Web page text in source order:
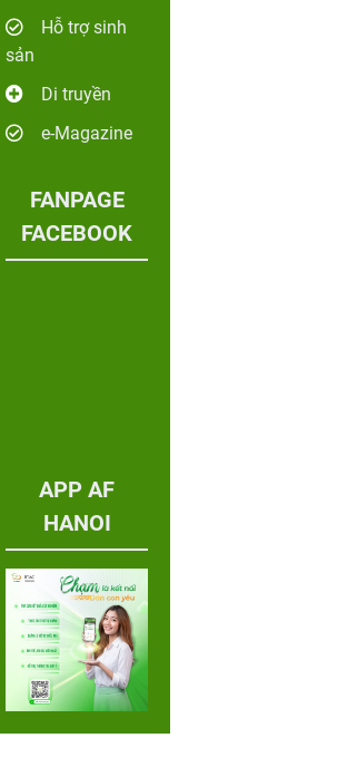
Hỗ trợ sinh
sản
Di truyền
e-Magazine
FANPAGE
FACEBOOK
APP AF
HANOI